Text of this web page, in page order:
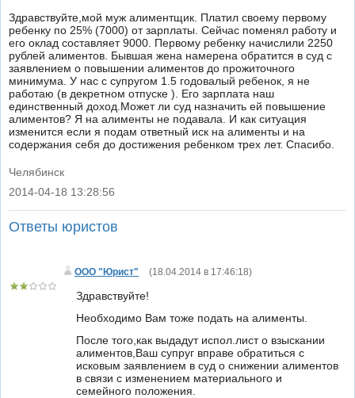
Здравствуйте,мой муж алиментщик. Платил своему первому
ребенку по 25% (7000) от зарплаты. Сейчас поменял работу и
его оклад составляет 9000. Первому ребенку начислили 2250
рублей алиментов. Бывшая жена намерена обратится в суд с
заявлением о повышении алиментов до прожиточного
минимума. У нас с супругом 1.5 годовалый ребенок, я не
работаю (в декретном отпуске ). Его зарплата наш
единственный доход.Может ли суд назначить ей повышение
алиментов? Я на алименты не подавала. И как ситуация
изменится если я подам ответный иск на алименты и на
содержания себя до достижения ребенком трех лет. Спасибо.
Челябинск
|
2014-04-18 13:28:56
Ответы юристов
ООО "Юрист" (18.04.2014 в 17:46:18)
Здравствуйте!
Необходимо Вам тоже подать на алименты.
После того,как выдадут испол.лист о взыскании
алиментов,Ваш супруг вправе обратиться с
исковым заявлением в суд о снижении алиментов
в связи с изменением материального и
семейного положения.